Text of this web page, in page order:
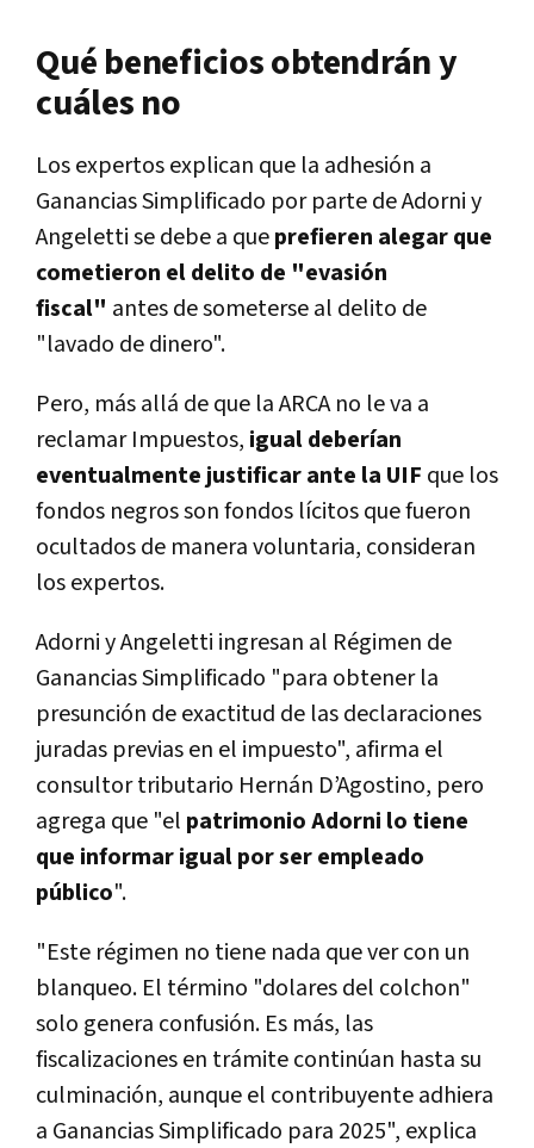
Qué beneficios obtendrán y
cuáles no
Los expertos explican que la adhesión a
Ganancias Simplificado por parte de Adorni y
Angeletti se debe a queprefieren alegar que
cometieron el delito de "evasión
fiscal" antes de someterse al delito de
"lavado de dinero".
Pero, más allá de que la ARCA no le va a
reclamar Impuestos, igual deberían
eventualmente justificar ante la UIF que los
fondos negros son fondos lícitos que fueron
ocultados de manera voluntaria, consideran
los expertos.
Adorni y Angeletti ingresan al Régimen de
Ganancias Simplificado "para obtener la
presunción de exactitud de las declaraciones
juradas previas en el impuesto", afirma el
consultor tributario Hernán D’Agostino, pero
agrega que "el patrimonio Adorni lo tiene
que informar igual por ser empleado
público".
"Este régimen no tiene nada que ver con un
blanqueo. El término "dolares del colchon"
solo genera confusión. Es más, las
fiscalizaciones en trámite continúan hasta su
culminación, aunque el contribuyente adhiera
a Ganancias Simplificado para 2025", explica